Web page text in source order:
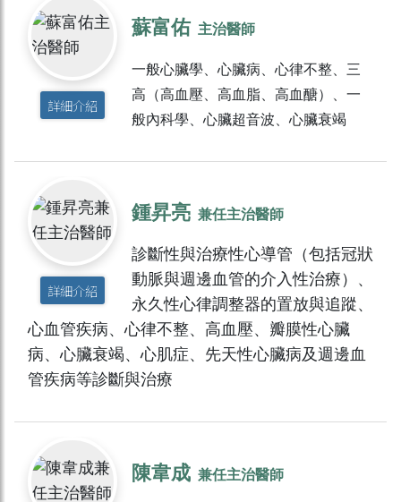
詳細介紹
蘇富佑 主治醫師
一般心臟學、心臟病、心律不整、三
高（高血壓、高血脂、高血醣）、一
般內科學、心臟超音波、心臟衰竭
詳細介紹
鍾昇亮 兼任主治醫師
診斷性與治療性心導管（包括冠狀
動脈與週邊血管的介入性治療）、
永久性心律調整器的置放與追蹤、
心血管疾病、心律不整、高血壓、瓣膜性心臟
病、心臟衰竭、心肌症、先天性心臟病及週邊血
管疾病等診斷與治療
陳韋成 兼任主治醫師